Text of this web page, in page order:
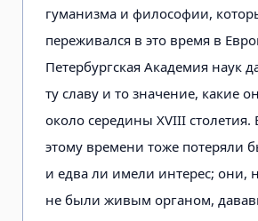
гуманизма и философии,
переживался в это время в
Петербургская Академия наук
ту славу и то значение, какие
около середины XVIII столетия.
этому времени тоже потеряли
и едва ли имели интерес; они,
не были живым органом,